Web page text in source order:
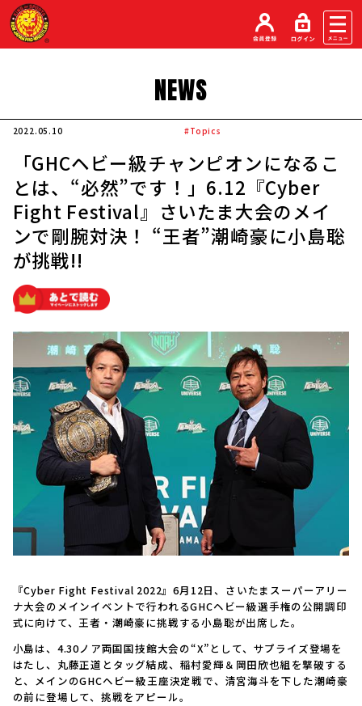
NEWS
2022.05.10 #Topics
「GHCヘビー級チャンピオンになるこ
とは、“必然”です！」6.12『Cyber
Fight Festival』さいたま大会のメイ
ンで剛腕対決！ “王者”潮崎豪に小島聡
が挑戦!!
『Cyber Fight Festival 2022』6月12日、さいたまスーパーアリー
ナ大会のメインイベントで行われるGHCヘビー級選手権の公開調印
式に向けて、王者・潮崎豪に挑戦する小島聡が出席した。
小島は、4.30ノア両国国技館大会の“X”として、サプライズ登場を
はたし、丸藤正道とタッグ結成、稲村愛輝＆岡田欣也組を撃破する
と、メインのGHCヘビー級王座決定戦で、清宮海斗を下した潮崎豪
の前に登場して、挑戦をアピール。